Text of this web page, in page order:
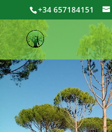
+34 657184151